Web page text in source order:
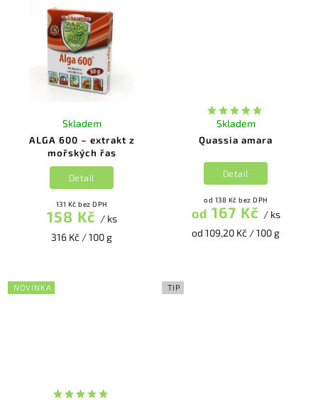
ALGA 600 – extrakt z
mořských řas
Skladem
131 Kč bez DPH
158 Kč / ks
316 Kč / 100 g
Detail
Quassia amara
Skladem
od 138 Kč bez DPH
od 167 Kč / ks
od 109,20 Kč / 100 g
Detail
NOVINKA TIP